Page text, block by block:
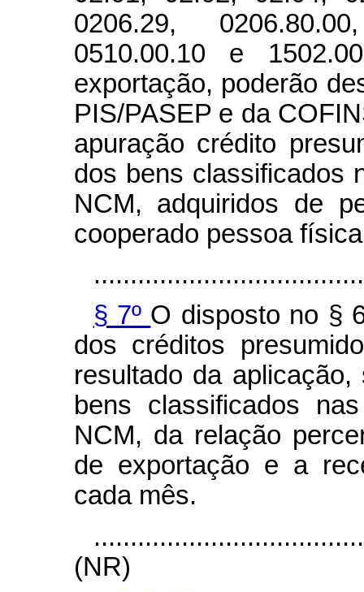
0206.29,
0510.00.10 e
exportação, poderão
PIS/PASEP e da
apuração crédito
dos bens classificados
NCM, adquiridos de
cooperado pessoa
§ 7º O disposto no §
dos créditos
resultado da
bens classificados
NCM, da relação
de exportação e a
cada mês.
(NR)